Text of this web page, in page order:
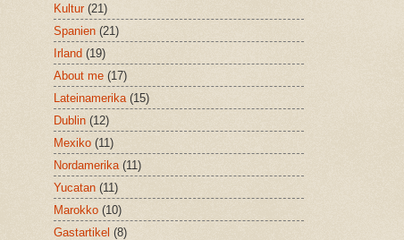
Kultur (21)
Spanien (21)
Irland (19)
About me (17)
Lateinamerika (15)
Dublin (12)
Mexiko (11)
Nordamerika (11)
Yucatan (11)
Marokko (10)
Gastartikel (8)